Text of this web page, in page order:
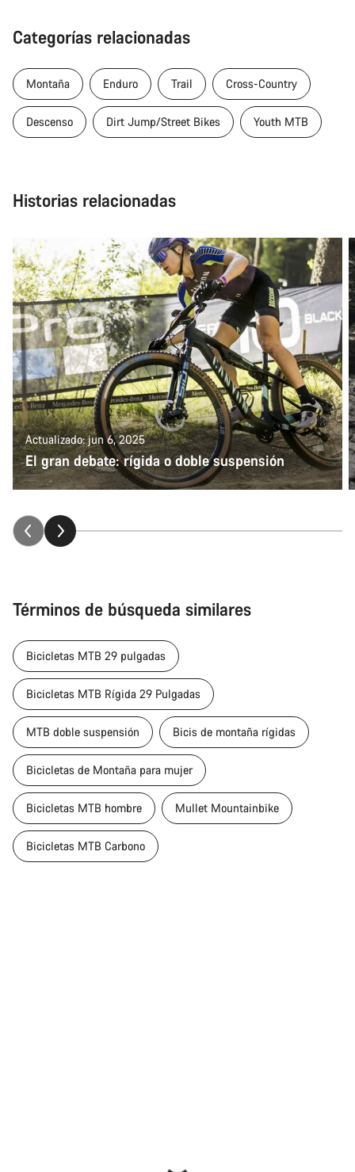
Categorías relacionadas
Montaña Enduro Trail Cross-Country
Descenso Dirt Jump/Street Bikes Youth MTB
Historias relacionadas
Actualizado: jun 6, 2025
El gran debate: rígida o doble suspensión
Términos de búsqueda similares
Bicicletas MTB 29 pulgadas
Bicicletas MTB Rígida 29 Pulgadas
MTB doble suspensión Bicis de montaña rígidas
Bicicletas de Montaña para mujer
Bicicletas MTB hombre Mullet Mountainbike
Bicicletas MTB Carbono